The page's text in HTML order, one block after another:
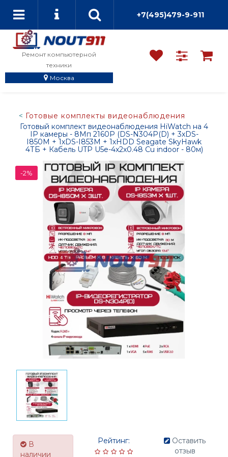
+7(495)479-9-911
Ремонт компьютерной
техники
Москва
Готовые комплекты видеонаблюдения
Готовый комплект видеонаблюдения HiWatch на 4
IP камеры - 8Мп 2160P (DS-N304P(D) + 3хDS-
I850M + 1хDS-I853M + 1хHDD Seagate SkyHawk
4ТБ + Кабель UTP U5e-4x2x0.48 Cu indoor - 80м)
-2%
В
наличии
Рейтинг:
Оставить
отзыв